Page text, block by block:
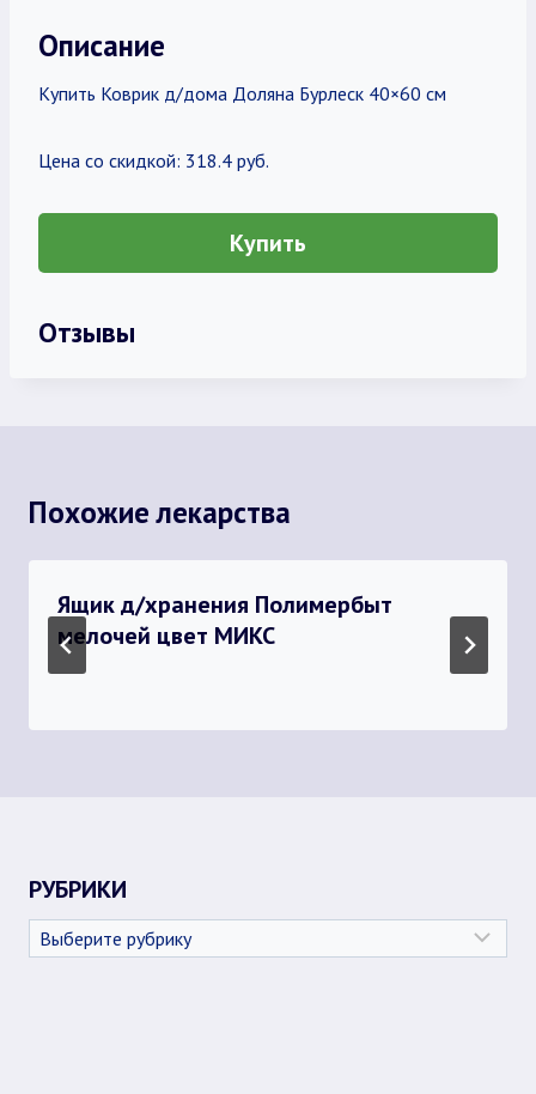
Описание
Купить Коврик д/дома Доляна Бурлеск 40×60 см
Цена со скидкой: 318.4 руб.
Купить
Отзывы
Похожие лекарства
Ящик д/хранения Полимербыт
мелочей цвет МИКС
РУБРИКИ
Рубрики